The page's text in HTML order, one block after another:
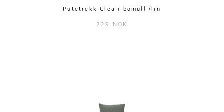
Putetrekk Clea i bomull /lin
229 NOK